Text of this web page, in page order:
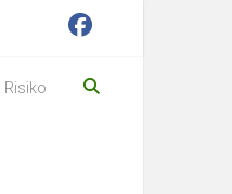
Risiko